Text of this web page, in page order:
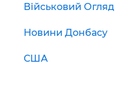
Військовий Огляд
Новини Донбасу
США